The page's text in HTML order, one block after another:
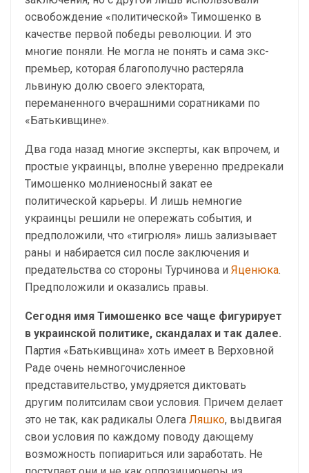
освобождение «политической» Тимошенко в
качестве первой победы революции. И это
многие поняли. Не могла не понять и сама экс-
премьер, которая благополучно растеряла
львиную долю своего электората,
переманенного вчерашними соратниками по
«Батькивщине».
Два года назад многие эксперты, как впрочем, и
простые украинцы, вполне уверенно предрекали
Тимошенко молниеносный закат ее
политической карьеры. И лишь немногие
украинцы решили не опережать события, и
предположили, что «тигрюля» лишь зализывает
раны и набирается сил после заключения и
предательства со стороны Турчинова и Яценюка.
Предположили и оказались правы.
Сегодня имя Тимошенко все чаще фигурирует
в украинской политике, скандалах и так далее.
Партия «Батькивщина» хоть имеет в Верховной
Раде очень немногочисленное
представительство, умудряется диктовать
другим политсилам свои условия. Причем делает
это не так, как радикалы Олега Ляшко, выдвигая
свои условия по каждому поводу дающему
возможность попиариться или заработать. Не